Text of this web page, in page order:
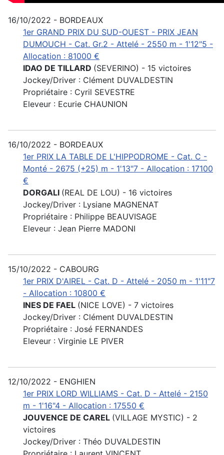
16/10/2022 - BORDEAUX
1er GRAND PRIX DU SUD-OUEST - PRIX JEAN
DUMOUCH - Cat. Gr.2 - Attelé - 2550 m - 1'12"5 -
Allocation : 81000 €
IDAO DE TILLARD (SEVERINO) - 15 victoires
Jockey/Driver : Clément DUVALDESTIN
Propriétaire : Cyril SEVESTRE
Eleveur : Ecurie CHAUNION
16/10/2022 - BORDEAUX
1er PRIX LA TABLE DE L'HIPPODROME - Cat. C -
Monté - 2675 (+25) m - 1'13"7 - Allocation : 17100
€
DORGALI (REAL DE LOU) - 16 victoires
Jockey/Driver : Lysiane MAGNENAT
Propriétaire : Philippe BEAUVISAGE
Eleveur : Jean Pierre MADONI
15/10/2022 - CABOURG
1er PRIX D'AIREL - Cat. D - Attelé - 2050 m - 1'11"7
- Allocation : 10800 €
INES DE FAEL (NICE LOVE) - 7 victoires
Jockey/Driver : Clément DUVALDESTIN
Propriétaire : José FERNANDES
Eleveur : Virginie LE PIVER
12/10/2022 - ENGHIEN
1er PRIX LORD WILLIAMS - Cat. D - Attelé - 2150
m - 1'16"4 - Allocation : 17550 €
JOUVENCE DE CAREL (VILLAGE MYSTIC) - 2
victoires
Jockey/Driver : Théo DUVALDESTIN